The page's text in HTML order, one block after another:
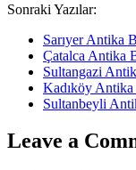
Sonraki Yazılar:
Sarıyer Antika
Çatalca Antika
Sultangazi
Kadıköy
Sultanbeyli
Leave a